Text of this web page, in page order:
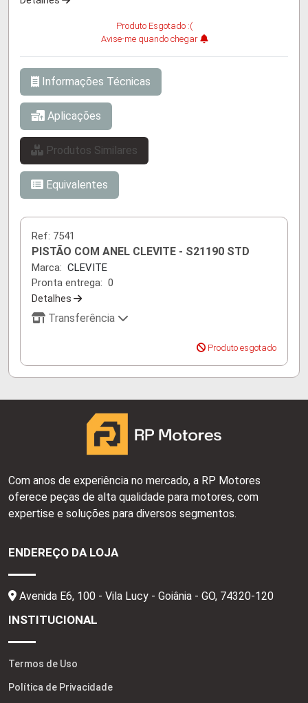
Produto Esgotado :(
Avise-me quando chegar
Informações Técnicas
Aplicações
Produtos Similares
Equivalentes
Ref: 7541
PISTÃO COM ANEL CLEVITE - S21190 STD
Marca: CLEVITE
Pronta entrega: 0
Detalhes
Transferência
Produto esgotado
Com anos de experiência no mercado, a RP Motores
oferece peças de alta qualidade para motores, com
expertise e soluções para diversos segmentos.
ENDEREÇO DA LOJA
Avenida E6, 100 - Vila Lucy - Goiânia - GO, 74320-120
INSTITUCIONAL
Termos de Uso
Política de Privacidade